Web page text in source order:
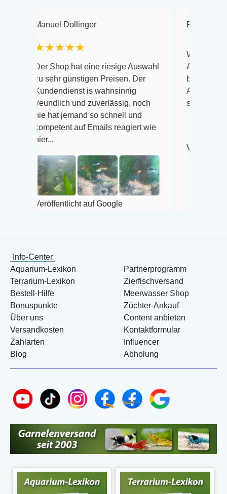
Dollinger
hat eine riesige Auswahl
günstigen Preisen. Der
is wahnsinnig
und zuverlässig, noch
jemand so schnell und
auf Emails reagiert wie
auf Google
Frank Hackmayer
Warenanlieferung Top
Auswahl plus
befinden der Fische
Alles ist quick lebendig
super Zustand. Gerne
Veröffentlicht auf Google
Info-Center
Aquarium-Lexikon
Terrarium-Lexikon
Bestell-Hilfe
Bonuspunkte
Über uns
Versandkosten
Zahlarten
Blog
Partnerprogramm
Zierfischversand
Meerwasser Shop
Züchter-Ankauf
Content anbieten
Kontaktformular
Influencer
Abholung